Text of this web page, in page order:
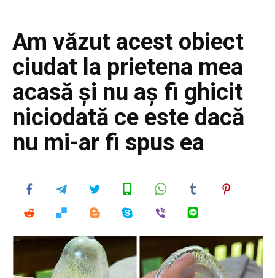
Am văzut acest obiect
ciudat la prietena mea
acasă și nu aș fi ghicit
niciodată ce este dacă
nu mi-ar fi spus ea